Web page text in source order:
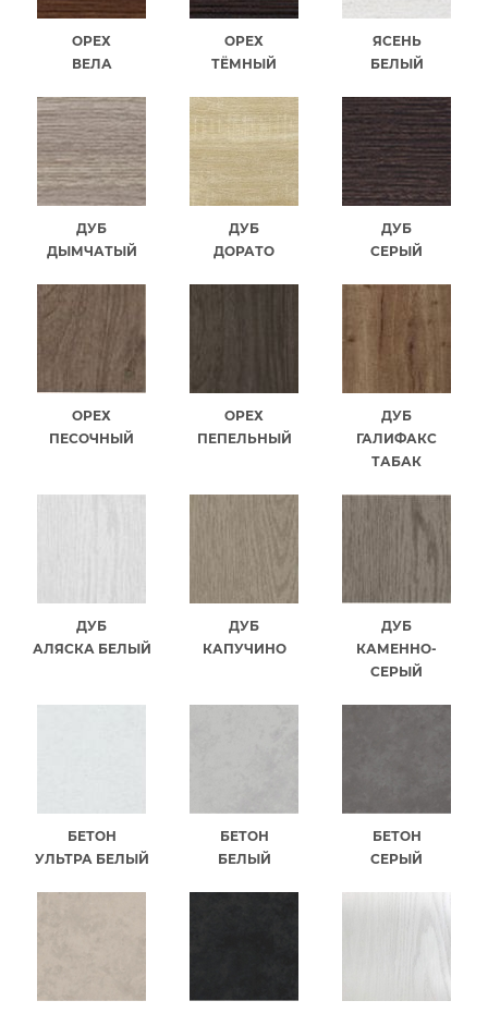
ОРЕХ
ВЕЛА
ОРЕХ
ТЁМНЫЙ
ЯСЕНЬ
БЕЛЫЙ
ДУБ
ДЫМЧАТЫЙ
ДУБ
ДОРАТО
ДУБ
СЕРЫЙ
ОРЕХ
ПЕСОЧНЫЙ
ОРЕХ
ПЕПЕЛЬНЫЙ
ДУБ
ГАЛИФАКС
ТАБАК
ДУБ
АЛЯСКА БЕЛЫЙ
ДУБ
КАПУЧИНО
ДУБ
КАМЕННО-
СЕРЫЙ
БЕТОН
УЛЬТРА БЕЛЫЙ
БЕТОН
БЕЛЫЙ
БЕТОН
СЕРЫЙ